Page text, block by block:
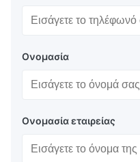
Ονομασία
Ονομασία εταιρείας